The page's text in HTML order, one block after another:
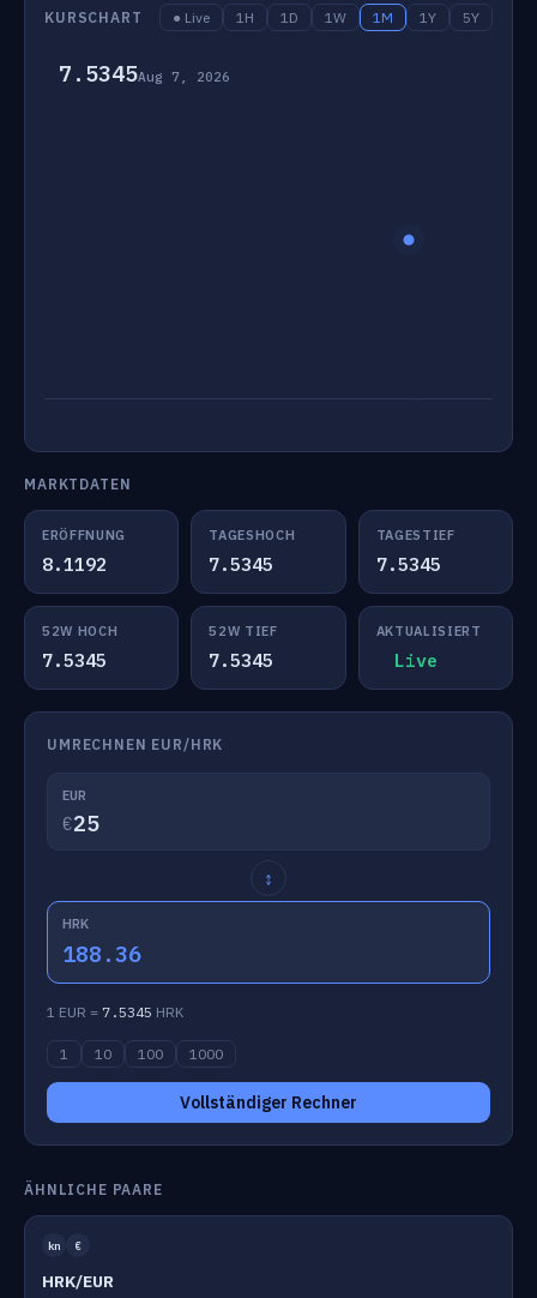
KURSCHART ● Live 1H 1D 1W 1M 1Y 5Y
7.5345Aug 7, 2026
MARKTDATEN
ERÖFFNUNG
8.1192
TAGESHOCH
7.5345
TAGESTIEF
7.5345
52W HOCH
7.5345
52W TIEF
7.5345
AKTUALISIERT
Live
UMRECHNEN EUR/HRK
EUR
€
↕
HRK
188.36
1 EUR = 7.5345 HRK
1 10 100 1000
Vollständiger Rechner
ÄHNLICHE PAARE
kn €
HRK/EUR